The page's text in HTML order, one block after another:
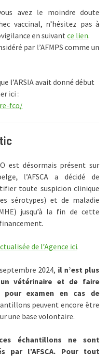
avez le moindre doute
vaccinal, n’hésitez pas à
en suivant ce lien.
par l’AFMPS comme un
l’ARSIA avait donné début
ici :
fco/
est désormais présent sur
l’AFSCA a décidé de
toute suspicion clinique
sérotypes) et de maladie
jusqu’à la fin de cette
de l’Agence ici.
2024, il n’est plus
vétérinaire et de faire
pour examen en cas de
peuvent encore être
une base volontaire.
échantillons ne sont
par l’AFSCA. Pour tout